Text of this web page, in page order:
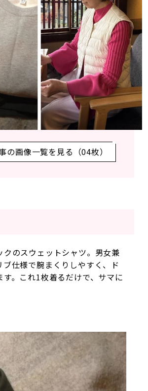
の画像一覧を見る（04枚）
のスウェットシャツ。男女兼
仕様で腕まくりしやすく、ド
。これ1枚着るだけで、サマに